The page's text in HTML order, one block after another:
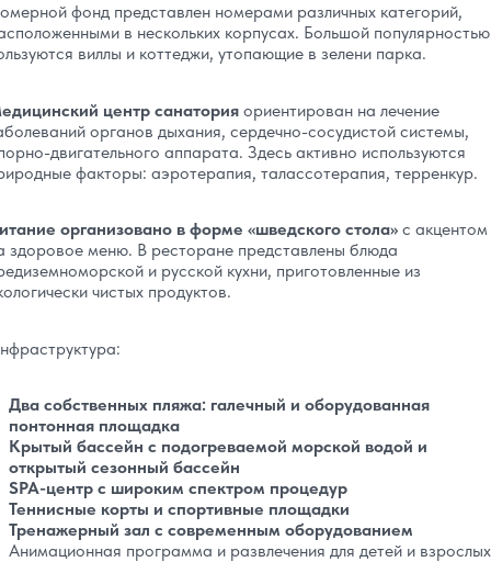
фонд представлен номерами различных категорий,
в нескольких корпусах. Большой популярностью
виллы и коттеджи, утопающие в зелени парка.
центр санатория ориентирован на лечение
органов дыхания, сердечно-сосудистой системы,
двигательного аппарата. Здесь активно используются
факторы: аэротерапия, талассотерапия, терренкур.
организовано в форме «шведского стола» с акцентом
здоровое меню. В ресторане представлены блюда
и русской кухни, приготовленные из
чистых продуктов.
Два собственных пляжа: галечный и оборудованная
понтонная площадка
Крытый бассейн с подогреваемой морской водой и
открытый сезонный бассейн
SPA-центр с широким спектром процедур
Теннисные корты и спортивные площадки
Тренажерный зал с современным оборудованием
Анимационная программа и развлечения для детей и взрослых